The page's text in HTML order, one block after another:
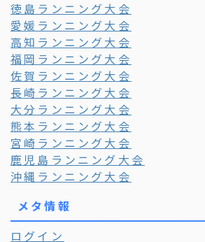
徳島ランニング大会
愛媛ランニング大会
高知ランニング大会
福岡ランニング大会
佐賀ランニング大会
長崎ランニング大会
大分ランニング大会
熊本ランニング大会
宮崎ランニング大会
鹿児島ランニング大会
沖縄ランニング大会
メタ情報
ログイン